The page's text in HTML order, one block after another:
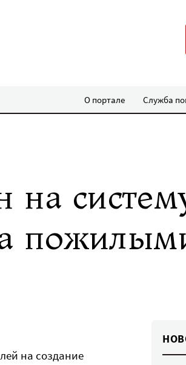
О портале Служба
на создание